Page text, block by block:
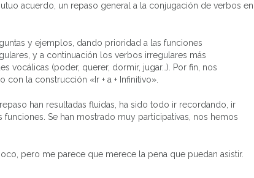
acuerdo, un repaso general a la conjugación de verbos en
y ejemplos, dando prioridad a las funciones
y a continuación los verbos irregulares más
vocálicas (poder, querer, dormir, jugar…). Por fin, nos
la construcción «Ir + a + Infinitivo».
han resultadas fluidas, ha sido todo ir recordando, ir
Se han mostrado muy participativas, nos hemos
pero me parece que merece la pena que puedan asistir.